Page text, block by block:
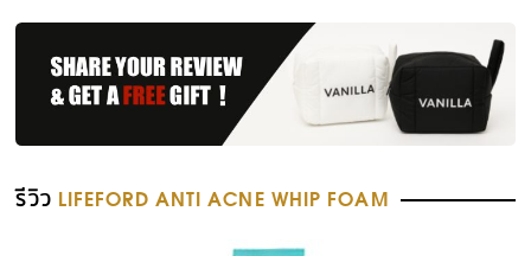
รีวิว LIFEFORD ANTI ACNE WHIP FOAM